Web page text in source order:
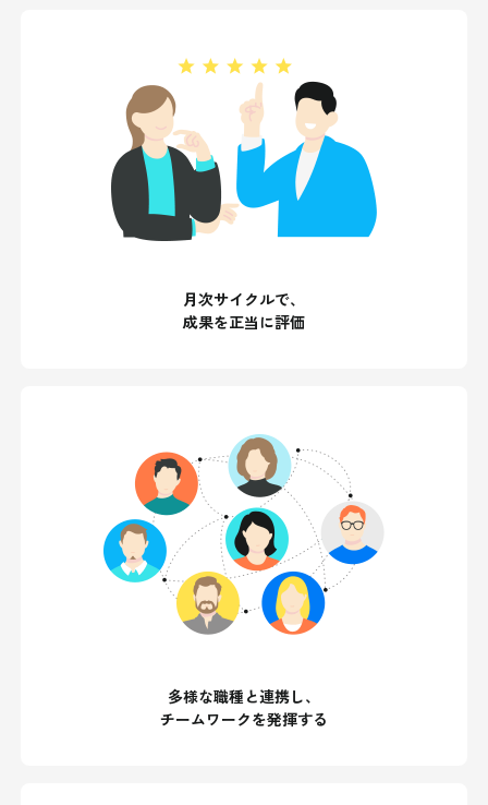
月次サイクルで、
成果を正当に評価
多様な職種と連携し、
チームワークを発揮する